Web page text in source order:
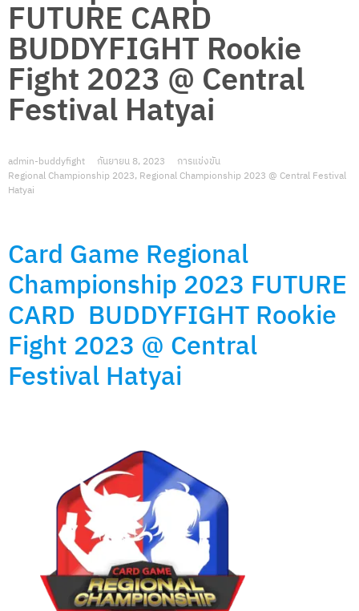
FUTURE CARD
BUDDYFIGHT Rookie
Fight 2023 @ Central
Festival Hatyai
admin-buddyfight กันยายน 8, 2023
การแข่งขัน
Regional Championship 2023, Regional Championship 2023 @ Central Festival
Hatyai
Card Game Regional
Championship 2023 FUTURE
CARD BUDDYFIGHTRookie
Fight 2023 @ Central
Festival Hatyai